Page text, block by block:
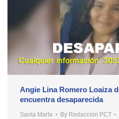
Angie Lina Romero Loaiza
encuentra desaparecida
Santa Marta By Redacción PCT